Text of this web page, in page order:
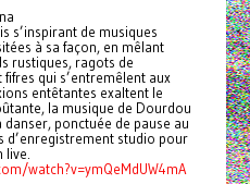
s’inspirant de musiques
à sa façon, en mêlant
rustiques, ragots de
qui s’entremêlent aux
entêtantes exaltent le
la musique de Dourdou
ponctuée de pause au
d’enregistrement studio pour
watch?v=ymQeMdUW4mA